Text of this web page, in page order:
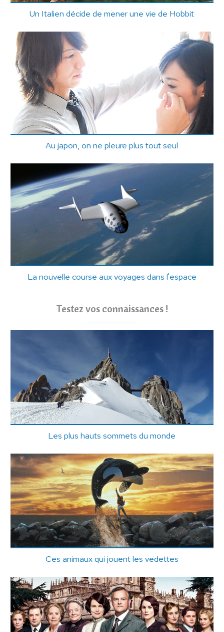
Un Italien décide de mener une vie de Hobbit
Au japon, on ne pleure plus tout seul
La nouvelle course aux voyages dans l'espace
Testez vos connaissances !
Les plus hauts sommets du monde
Ces animaux qui jouent les vedettes